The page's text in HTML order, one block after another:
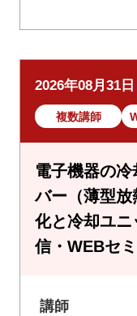
2026年08月31
複数講師
電子機器の
バー（薄型放
化と冷却ユ
信・WEBセミ
講師